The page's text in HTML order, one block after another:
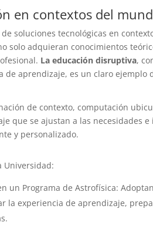
en contextos del
de soluciones tecnológicas en
solo adquieran conocimientos
La educación disruptiva,
de aprendizaje, es un claro
de contexto, computación
que se ajustan a las necesidades
y personalizado.
Universidad:
un Programa de Astrofísica:
la experiencia de aprendizaje,